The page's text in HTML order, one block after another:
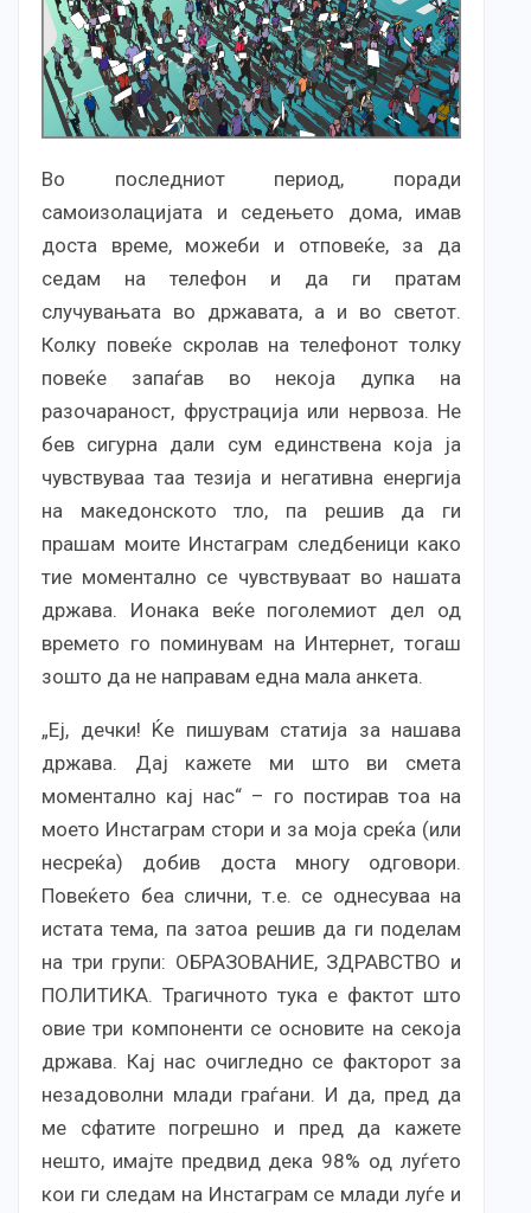
Во последниот период, поради
самоизолацијата и седењето дома, имав
доста време, можеби и отповеќе, за да
седам на телефон и да ги пратам
случувањата во државата, а и во светот.
Колку повеќе скролав на телефонот толку
повеќе запаѓав во некоја дупка на
разочараност, фрустрација или нервоза. Не
бев сигурна дали сум единствена која ја
чувствуваа таа тезија и негативна енергија
на македонското тло, па решив да ги
прашам моите Инстаграм следбеници како
тие моментално се чувствуваат во нашата
држава. Ионака веќе поголемиот дел од
времето го поминувам на Интернет, тогаш
зошто да не направам една мала анкета.
„Еј, дечки! Ќе пишувам статија за нашава
држава. Дај кажете ми што ви смета
моментално кај нас“ – го постирав тоа на
моето Инстаграм стори и за моја среќа (или
несреќа) добив доста многу одговори.
Повеќето беа слични, т.е. се однесуваа на
истата тема, па затоа решив да ги поделам
на три групи: ОБРАЗОВАНИЕ, ЗДРАВСТВО и
ПОЛИТИКА. Трагичното тука е фактот што
овие три компоненти се основите на секоја
држава. Кај нас очигледно се факторот за
незадоволни млади граѓани. И да, пред да
ме сфатите погрешно и пред да кажете
нешто, имајте предвид дека 98% од луѓето
кои ги следам на Инстаграм се млади луѓе и